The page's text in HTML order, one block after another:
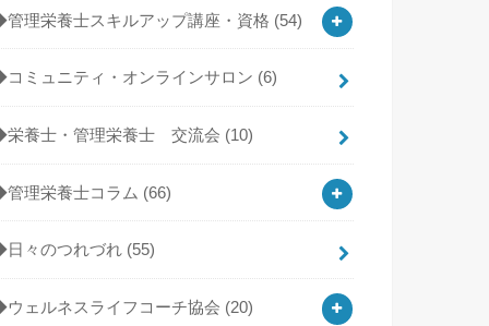
理栄養士スキルアップ講座・資格 (54)
ミュニティ・オンラインサロン (6)
養士・管理栄養士 交流会 (10)
理栄養士コラム (66)
々のつれづれ (55)
ェルネスライフコーチ協会 (20)